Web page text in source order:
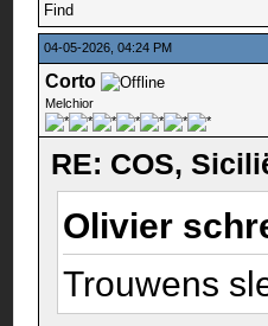
Find
04-05-2026, 04:24 PM
Corto
Melchior
RE: COS,
Olivier
Trouwens